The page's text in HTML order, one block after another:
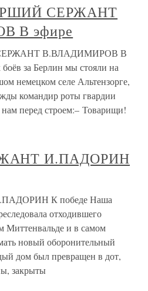
СЕРЖАНТ
В эфире
В.ВЛАДИМИРОВ В
за Берлин мы стояли на
немецком селе Альтензорге,
командир роты гвардии
нам перед строем:– Товарищи!
И.ПАДОРИН
К победе Наша
отходившего
Миттенвальде и в самом
новый оборонительный
дом был превращен в дот,
закрыты